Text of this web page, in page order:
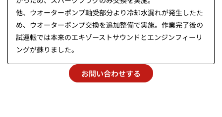
他、ウオーターポンプ軸受部分より冷却水漏れが発生したた
め、ウオーターポンプ交換を追加整備で実施。作業完了後の
試運転では本来のエキゾーストサウンドとエンジンフィーリ
ングが蘇りました。
お問い合わせする